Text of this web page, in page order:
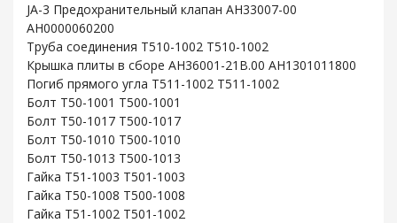
JA-3 Предохранительный клапан AH33007-00
AH0000060200
Труба соединения T510-1002 T510-1002
Крышка плиты в сборе AH36001-21B.00 AH1301011800
Погиб прямого угла T511-1002 T511-1002
Болт T50-1001 T500-1001
Болт T50-1017 T500-1017
Болт T50-1010 T500-1010
Болт T50-1013 T500-1013
Гайка T51-1003 T501-1003
Гайка T50-1008 T500-1008
Гайка T51-1002 T501-1002